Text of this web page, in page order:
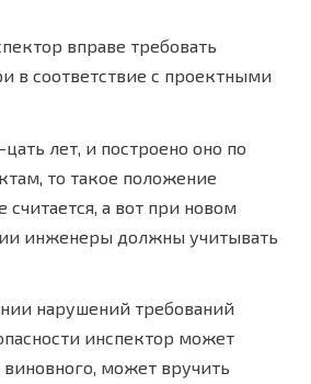
вправе требовать
в соответствие с проектными
лет, и построено оно по
то такое положение
а вот при новом
инженеры должны учитывать
нарушений требований
инспектор может
может вручить